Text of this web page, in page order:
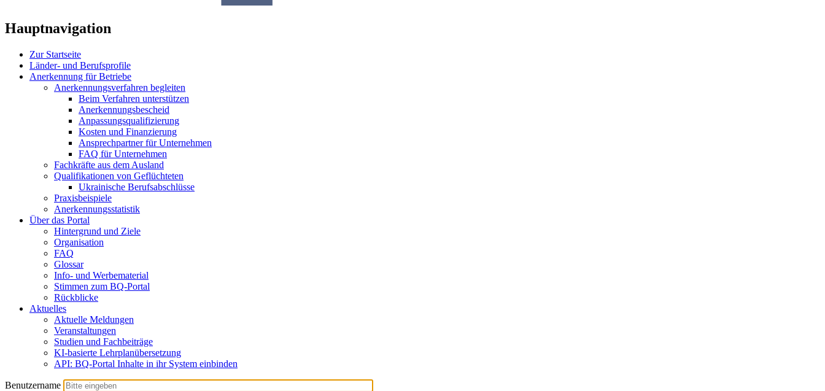
Hauptnavigation
Zur Startseite
Länder- und Berufsprofile
Anerkennung für Betriebe
Anerkennungsverfahren begleiten
Beim Verfahren unterstützen
Anerkennungsbescheid
Anpassungsqualifizierung
Kosten und Finanzierung
Ansprechpartner für Unternehmen
FAQ für Unternehmen
Fachkräfte aus dem Ausland
Qualifikationen von Geflüchteten
Ukrainische Berufsabschlüsse
Praxisbeispiele
Anerkennungsstatistik
Über das Portal
Hintergrund und Ziele
Organisation
FAQ
Glossar
Info- und Werbematerial
Stimmen zum BQ-Portal
Rückblicke
Aktuelles
Aktuelle Meldungen
Veranstaltungen
Studien und Fachbeiträge
KI-basierte Lehrplanübersetzung
API: BQ-Portal Inhalte in ihr System einbinden
Benutzername